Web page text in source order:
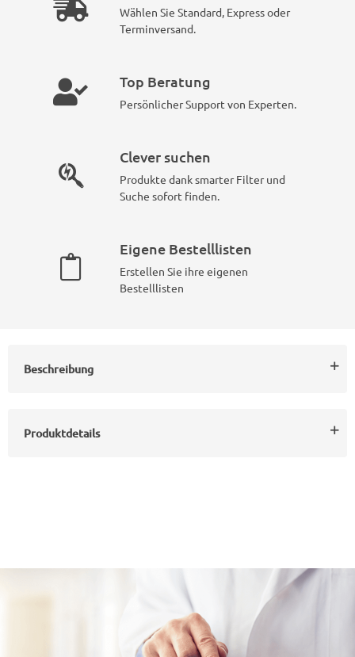
Wählen Sie Standard, Express oder
Terminversand.
Top Beratung
Persönlicher Support von Experten.
Clever suchen
Produkte dank smarter Filter und
Suche sofort finden.
Eigene Bestelllisten
Erstellen Sie ihre eigenen
Bestelllisten
Beschreibung
Produktdetails